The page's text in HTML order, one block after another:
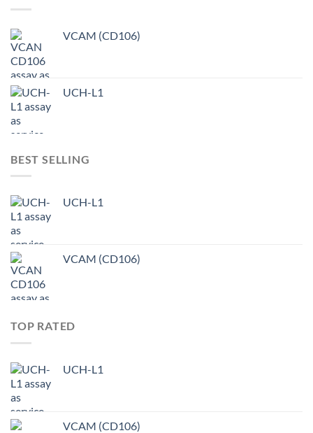
VCAM (CD106)
UCH-L1
BEST SELLING
UCH-L1
VCAM (CD106)
TOP RATED
UCH-L1
VCAM (CD106)